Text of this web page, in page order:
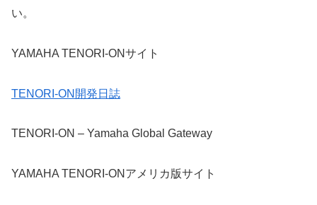
い。
YAMAHA TENORI-ONサイト
TENORI-ON開発日誌
TENORI-ON – Yamaha Global Gateway
YAMAHA TENORI-ONアメリカ版サイト